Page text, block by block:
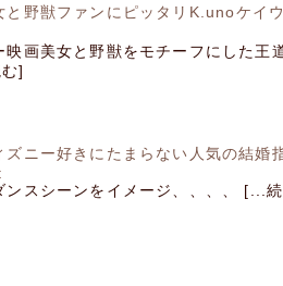
と野獣ファンにピッタリK.unoケイ
映画美女と野獣をモチーフにした王
]
ズニー好きにたまらない人気の結婚
ンスシーンをイメージ、、、、 [...